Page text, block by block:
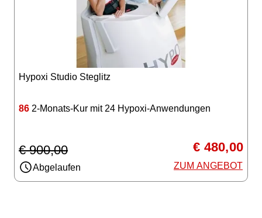
Hypoxi Studio Steglitz
86 2-Monats-Kur mit 24 Hypoxi-Anwendungen
€ 900,00
Abgelaufen
€ 480,00
ZUM ANGEBOT